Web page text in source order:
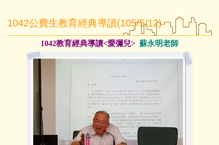
系所概況
系所成員
課程介紹
招生資訊
文件下載
1042公費生教育經典導讀(105/5/12)
1042教育經典導讀<愛彌兒> 蘇永明老師